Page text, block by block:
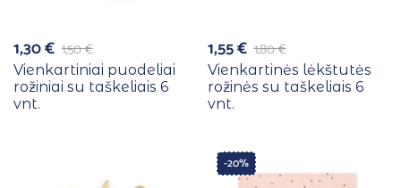
1,50€
1,30€
Vienkartiniai puodeliai
rožiniai su taškeliais 6
vnt.
1,80€
1,55€
Vienkartinės lėkštutės
rožinės su taškeliais 6
vnt.
-20%